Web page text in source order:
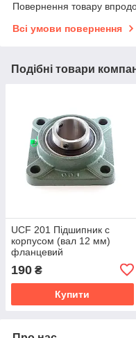
Повернення товару
Всі умови повернення
Подібні товари
UCF 201 Підшипник c
корпусом (вал 12 мм)
фланцевий
190 ₴
Купити